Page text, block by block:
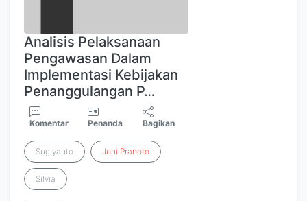
Analisis Pelaksanaan
Pengawasan Dalam
Implementasi Kebijakan
Penanggulangan P…
Komentar Penanda Bagikan
Sugiyanto Juni Pranoto
Silvia